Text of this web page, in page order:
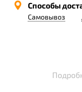
Способы
Самовывоз